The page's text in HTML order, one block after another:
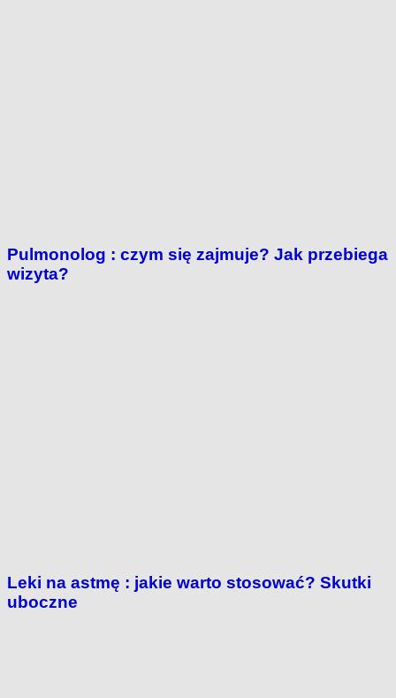
Pulmonolog : czym się zajmuje? Jak przebiega
wizyta?
Leki na astmę : jakie warto stosować? Skutki
uboczne